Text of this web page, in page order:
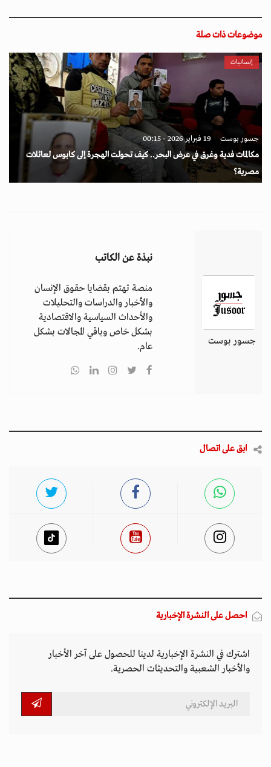
موضوعات ذات صلة
إنسانيات
جسور بوست 19 فبراير 2026 - 00:15
مكالمات فدية وغرق في عرض البحر.. كيف تحولت الهجرة إلى كابوس لعائلات
مصرية؟
جسور بوست
نبذة عن الكاتب
منصة تهتم بقضايا حقوق الإنسان
والأخبار والدراسات والتحليلات
والأحداث السياسية والاقتصادية
بشكل خاص وباقي المجالات بشكل
عام.
ابق على اتصال
احصل على النشرة الإخبارية
اشترك في النشرة الإخبارية لدينا للحصول على آخر الأخبار
والأخبار الشعبية والتحديثات الحصرية.